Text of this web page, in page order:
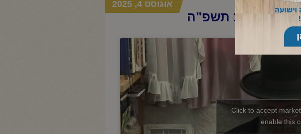
ו' אב תשפ"ה
אוגוסט 4, 2025
Click to accept
enable this